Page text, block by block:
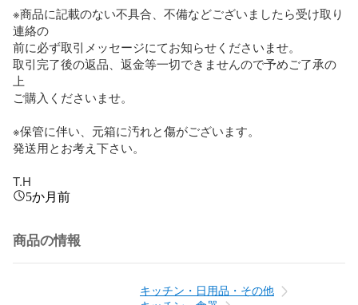
※商品に記載のない不具合、不備などございましたら受け取り
連絡の
前に必ず取引メッセージにてお知らせくださいませ。
取引完了後の返品、返金等一切できませんので予めご了承の
上
ご購入くださいませ。
※保管に伴い、元箱に汚れと傷がございます。
発送用とお考え下さい。
T.H
5か月前
商品の情報
キッチン・日用品・その他